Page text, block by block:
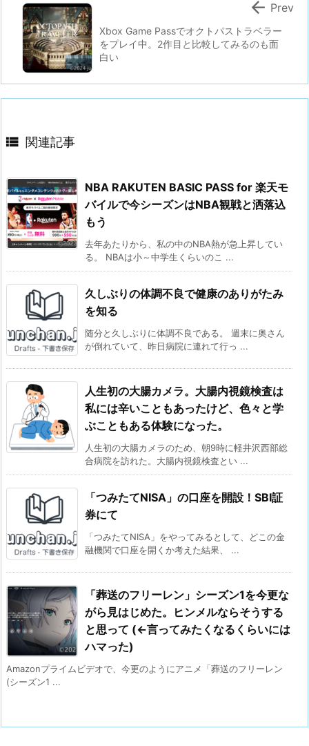
Xbox Game Passでオクトパストラベラー
をプレイ中。2作目と比較してみるのも面
白い
 Prev
 関連記事
NBA RAKUTEN BASIC PASS for 楽天モ
バイルで今シーズンはNBA観戦と洒落込
もう
去年あたりから、私の中のNBA熱が急上昇してい
る。 NBAは小～中学生くらいのこ ...
久しぶりの体調不良で健康のありがたみ
を知る
随分と久しぶりに体調不良である。 週末に奥さん
が倒れていて、昨日病院に連れて行っ ...
人生初の大腸カメラ。大腸内視鏡検査は
私には辛いこともあったけど、色々と学
ぶこともある体験になった。
人生初の大腸カメラのため、朝9時に軽井沢西部総
合病院を訪れた。大腸内視鏡検査とい ...
「つみたてNISA」の口座を開設！SBI証
券にて
「つみたてNISA」をやってみるとして、どこの金
融機関で口座を開くか考えた結果、 ...
「葬送のフリーレン」シーズン1を今更な
がら見はじめた。ヒンメルならそうする
と思って (←言ってみたくなるくらいには
ハマった)
Amazonプライムビデオで、今更のようにアニメ「葬送のフリーレン
(シーズン1 ...